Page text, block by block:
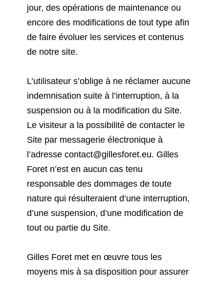
jour, des opérations de maintenance ou
encore des modifications de tout type afin
de faire évoluer les services et contenus
de notre site.
L’utilisateur s’oblige à ne réclamer aucune
indemnisation suite à l’interruption, à la
suspension ou à la modification du Site.
Le visiteur a la possibilité de contacter le
Site par messagerie électronique à
l’adresse contact@gillesforet.eu. Gilles
Foret n’est en aucun cas tenu
responsable des dommages de toute
nature qui résulteraient d’une interruption,
d’une suspension, d’une modification de
tout ou partie du Site.
Gilles Foret met en œuvre tous les
moyens mis à sa disposition pour assurer